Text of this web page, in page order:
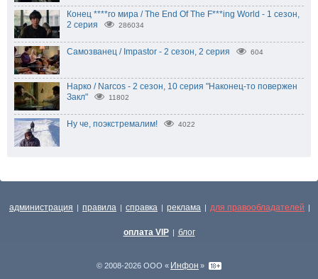
Конец ****го мира / The End Of The F***ing World - 1 сезон,
2 серия
286034
Самозванец / Impastor - 2 сезон, 2 серия 604
Нарко / Narcos - 2 сезон, 10 серия "Наконец-то повержен
Закл"
11802
Ну че, поэкстремалим! 4022
администрация | правила | справка | реклама | для правообладателей |
оплата VIP | блог
© 2008-2026 ООО « Инфон »